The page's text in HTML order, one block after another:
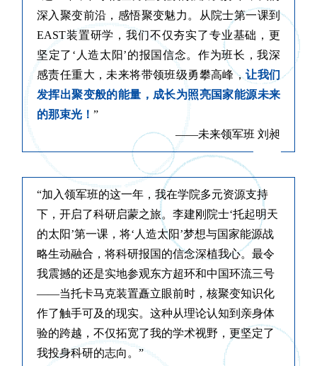
深入聚变前沿，感悟聚变魅力。从院士第一课到
EAST装置研学，我们不仅夯实了专业基础，更
坚定了‘人造太阳’的报国信念。作为班长，我深
感责任重大，未来将带领班级勇攀高峰，让我们
发挥出聚变般的能量，成长为照亮国家能源未来
的那束光！ ”
——未来领军班 刘昶
”
“加入领军班的这一年，我在学院多元资源支持
下，开启了科研启蒙之旅。李建刚院士‘托起明天
的太阳’第一课，将‘人造太阳’梦想与国家能源战
略生动融合，将科研报国的信念深植我心。最令
我震撼的还是实地参观东方超环和中国环流三号
——当托卡马克装置矗立眼前时，核聚变知识化
作了触手可及的现实。这种从理论认知到亲身体
验的跨越，不仅拓宽了我的学术视野，更坚定了
我投身科研的志向。”